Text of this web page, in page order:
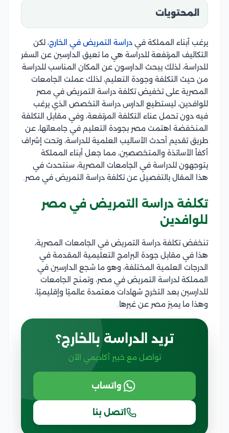
المحتويات
يرغب أبناء المملكة في دراسة التمريض في الخارج، لكن
التكاليف المرتفعة للدراسة هي ما تعيق الدارسين عن السفر
للدراسة، لذلك يبحث الدارسون عن المكان المناسب للدراسة
من حيث التكلفة وجودة التعليم، لذلك عملت الجامعات
المصرية على تخفيض تكلفة دراسة التمريض في مصر
للوافدين، ليستطيع الدارس دراسة التخصص الذي يرغب
فيه دون تحمل عناء التكلفة المرتفعة، وفي مقابل التكلفة
المنخفضة اهتمت مصر بجودة التعليم في جامعاتها، عن
طريق تقديم أحدث الأساليب العلمية للدراسة، وتحت إشراف
أكفأ الأساتذة والمتخصصين، مما جعل أبناء المملكة
يتوجهون للدراسة في الجامعات المصرية، سنتحدث في
هذا المقال بالتفصيل عن تكلفة دراسة التمريض في مصر.
تكلفة دراسة التمريض في مصر
للوافدين
تنخفض تكلفة دراسة التمريض في الجامعات المصرية،
هذا في مقابل جودة البرامج التعليمية المقدمة في
الدرجات العلمية المختلفة، وهو ما شجع الدارسين في
المملكة لدراسة التمريض في مصر، وتمنح الجامعات
للدارسين بعد التخرج شهادات معتمدة عالميًا وإقليميًا،
وهذا ما يميز مصر عن غيرها.
تريد الدراسة بالخارج؟
تواصل مع خبير أكاديمي الآن
واتساب
اتصل بنا